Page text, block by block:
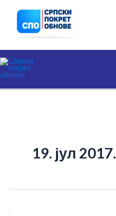
садржај
19. јул 2017.